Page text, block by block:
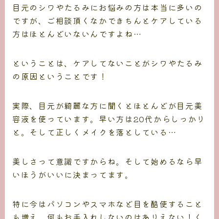
目元のシワやたるみにお悩みの方は本当に多いの
ですが、ご相談頂くなかできちんとケアしている
方はほとんどいないんですよね…
ということは、ケアしてないことがシワやたるみ
の原因ということです！
実際、目元が綺麗な方に聞くとほとんどが目元美
容液を使っています。早い方は20代からしっかり
と。そして正しくメイクを落としている…
美しさって意識ですからね。そして始めるなら早
いほうがいいに決まってます。
特に今はパソコンやスマホなど目を酷使すること